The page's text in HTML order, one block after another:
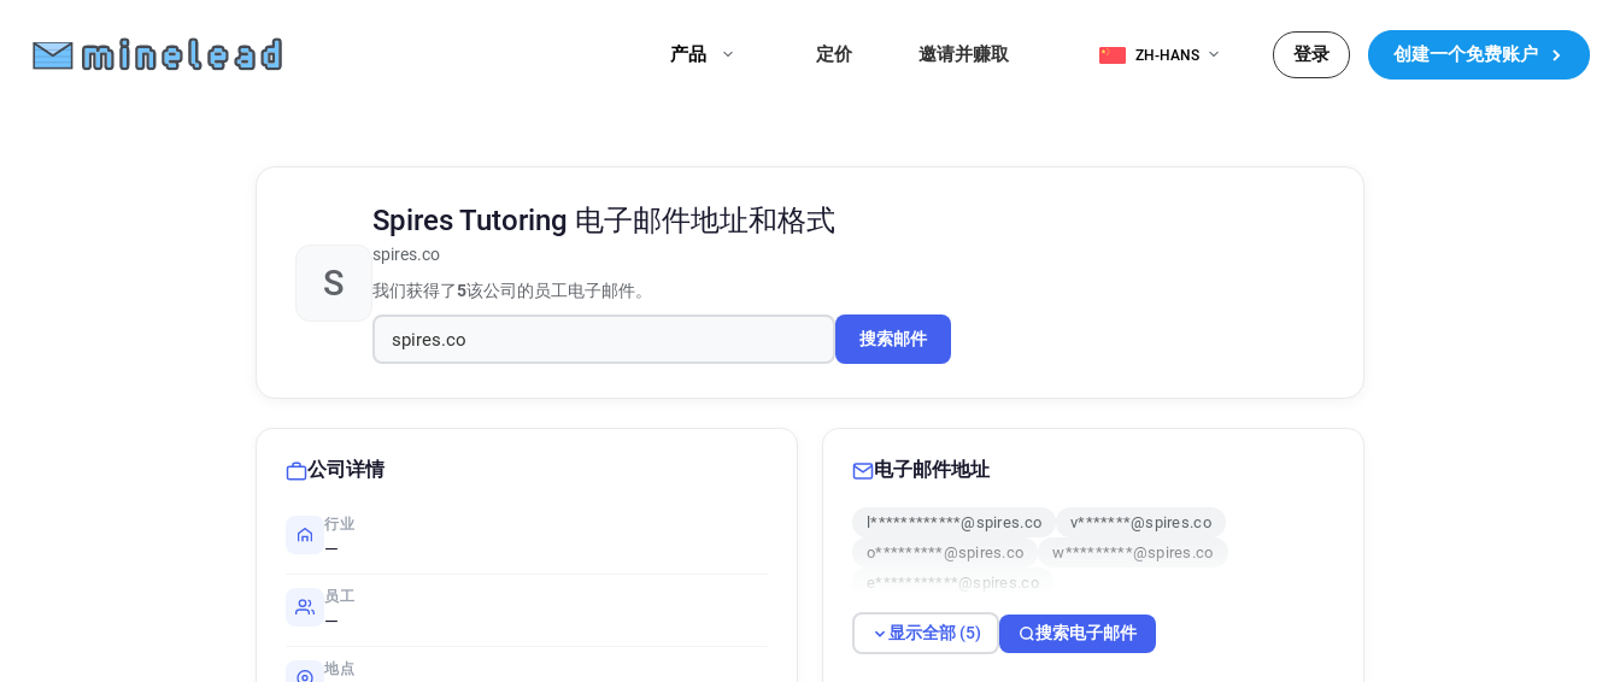
产品 定价 邀请并赚取 ZH-HANS 登录 创建一个免费账户
S
Spires Tutoring 电子邮件地址和格式
spires.co
我们获得了5该公司的员工电子邮件。
搜索邮件
公司详情
行业
—
员工
—
地点
电子邮件地址
l************@spires.co
v*******@spires.co
o*********@spires.co
w*********@spires.co
e***********@spires.co
显示全部 (5) 搜索电子邮件